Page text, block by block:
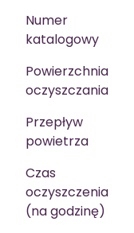
Numer
katalogowy
Powierzchnia
oczyszczania
Przepływ
powietrza
Czas
oczyszczenia
(na godzinę)